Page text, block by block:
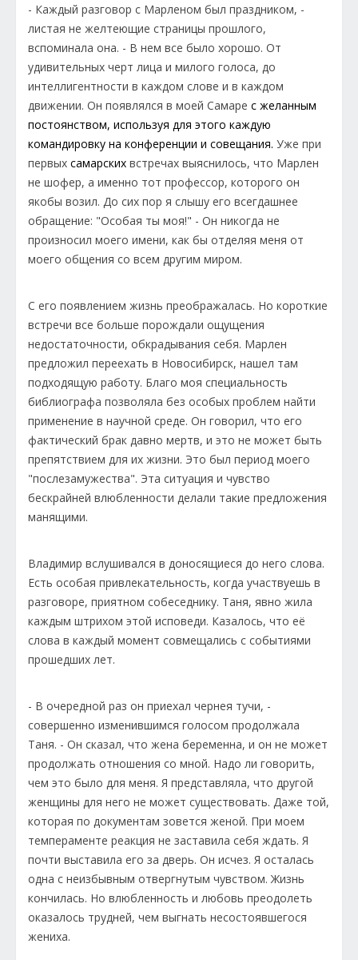
- Каждый разговор с Марленом был праздником, -
листая не желтеющие страницы прошлого,
вспоминала она. - В нем все было хорошо. От
удивительных черт лица и милого голоса, до
интеллигентности в каждом слове и в каждом
движении. Он появлялся в моей Самаре с желанным
постоянством, используя для этого каждую
командировку на конференции и совещания. Уже при
первых самарских встречах выяснилось, что Марлен
не шофер, а именно тот профессор, которого он
якобы возил. До сих пор я слышу его всегдашнее
обращение: "Особая ты моя!" - Он никогда не
произносил моего имени, как бы отделяя меня от
моего общения со всем другим миром.
С его появлением жизнь преображалась. Но короткие
встречи все больше порождали ощущения
недостаточности, обкрадывания себя. Марлен
предложил переехать в Новосибирск, нашел там
подходящую работу. Благо моя специальность
библиографа позволяла без особых проблем найти
применение в научной среде. Он говорил, что его
фактический брак давно мертв, и это не может быть
препятствием для их жизни. Это был период моего
"послезамужества". Эта ситуация и чувство
бескрайней влюбленности делали такие предложения
манящими.
Владимир вслушивался в доносящиеся до него слова.
Есть особая привлекательность, когда участвуешь в
разговоре, приятном собеседнику. Таня, явно жила
каждым штрихом этой исповеди. Казалось, что её
слова в каждый момент совмещались с событиями
прошедших лет.
- В очередной раз он приехал чернея тучи, -
совершенно изменившимся голосом продолжала
Таня. - Он сказал, что жена беременна, и он не может
продолжать отношения со мной. Надо ли говорить,
чем это было для меня. Я представляла, что другой
женщины для него не может существовать. Даже той,
которая по документам зовется женой. При моем
темпераменте реакция не заставила себя ждать. Я
почти выставила его за дверь. Он исчез. Я осталась
одна с неизбывным отвергнутым чувством. Жизнь
кончилась. Но влюбленность и любовь преодолеть
оказалось трудней, чем выгнать несостоявшегося
жениха.